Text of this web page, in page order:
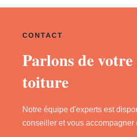
CONTACT
Parlons de
toiture
Notre équipe d'experts est
conseiller et vous accompagner